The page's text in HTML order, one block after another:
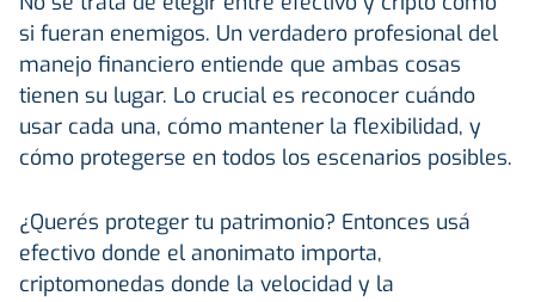
si fueran enemigos. Un verdadero profesional del
manejo financiero entiende que ambas cosas
tienen su lugar. Lo crucial es reconocer cuándo
usar cada una, cómo mantener la flexibilidad, y
cómo protegerse en todos los escenarios posibles.
¿Querés proteger tu patrimonio? Entonces usá
efectivo donde el anonimato importa,
criptomonedas donde la velocidad y la